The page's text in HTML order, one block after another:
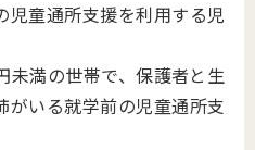
児童通所支援を利用する児
未満の世帯で、保護者と生
がいる就学前の児童通所支